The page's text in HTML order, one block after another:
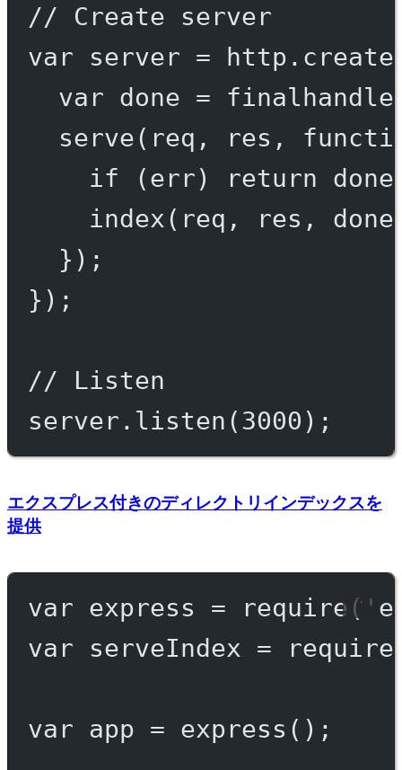
// Create server
var server = http.
var done =
serve(req, res,
if (err) return done
index (req, res,
});
});
// Listen
server. listen (3000 );
エクスプレス付きのディレクトリインデックスを
提供
var express = require (
var serveIndex = require
var app = express ();